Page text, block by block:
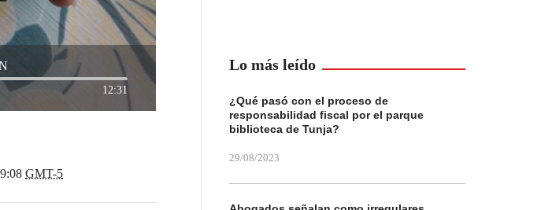
12:31
GMT-5
Lo más leído
¿Qué pasó con el proceso de
responsabilidad fiscal por el parque
biblioteca de Tunja?
29/08/2023